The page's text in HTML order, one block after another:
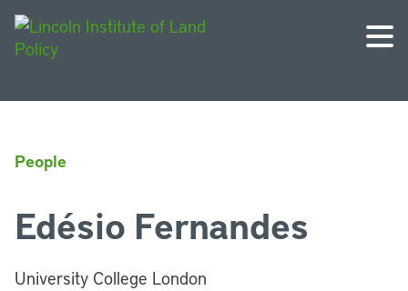
People
Edésio Fernandes
University College London